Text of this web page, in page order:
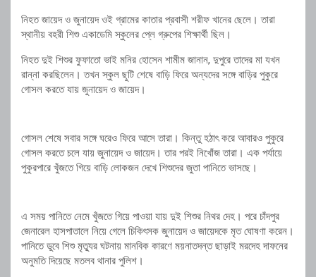
নিহত জায়েদ ও জুনায়েদ ওই গ্রামের কাতার প্রবাসী শরীফ খানের ছেলে। তারা
স্থানীয় বহরী শিশু একাডেমি স্কুলের প্লে গ্রুপের শিক্ষার্থী ছিল।
নিহত দুই শিশুর ফুফাতো ভাই মনির হোসেন শামীম জানান, দুপুরে তাদের মা যখন
রান্না করছিলেন। তখন স্কুল ছুটি শেষে বাড়ি ফিরে অন্যদের সঙ্গে বাড়ির পুকুরে
গোসল করতে যায় জুনায়েদ ও জায়েদ।
গোসল শেষে সবার সঙ্গে ঘরেও ফিরে আসে তারা। কিন্তু হঠাৎ করে আবারও পুকুরে
গোসল করতে চলে যায় জুনায়েদ ও জায়েদ। তার পরই নিখোঁজ তারা। এক পর্যায়ে
পুকুরপারে খুঁজতে গিয়ে বাড়ি লোকজন দেখে শিশুদের জুতা পানিতে ভাসছে।
এ সময় পানিতে নেমে খুঁজতে গিয়ে পাওয়া যায় দুই শিশুর নিথর দেহ। পরে চাঁদপুর
জেনারেল হাসপাতালে নিয়ে গেলে চিকিৎসক জুনায়েদ ও জায়েদকে মৃত ঘোষণা করেন।
পানিতে ডুবে শিশু মৃত্যুর ঘটনায় মানবিক কারণে ময়নাতদন্ত ছাড়াই মরদেহ দাফনের
অনুমতি দিয়েছে মতলব থানার পুলিশ।